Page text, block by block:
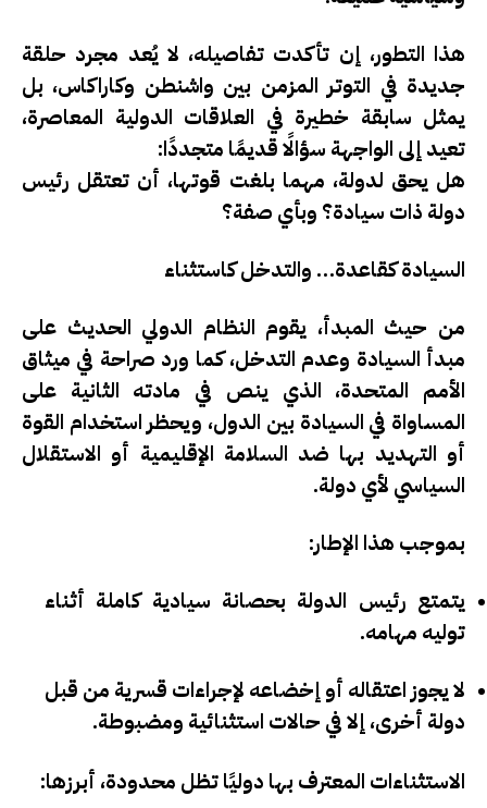
هذا التطور، إن تأكدت تفاصيله، لا يُعد مجرد حلقة
جديدة في التوتر المزمن بين واشنطن وكاراكاس، بل
يمثل سابقة خطيرة في العلاقات الدولية المعاصرة،
تعيد إلى الواجهة سؤالًا قديمًا متجددًا:
هل يحق لدولة، مهما بلغت قوتها، أن تعتقل رئيس
دولة ذات سيادة؟ وبأي صفة؟
السيادة كقاعدة… والتدخل كاستثناء
من حيث المبدأ، يقوم النظام الدولي الحديث على
مبدأ السيادة وعدم التدخل، كما ورد صراحة في ميثاق
الأمم المتحدة، الذي ينص في مادته الثانية على
المساواة في السيادة بين الدول، ويحظر استخدام القوة
أو التهديد بها ضد السلامة الإقليمية أو الاستقلال
السياسي لأي دولة.
بموجب هذا الإطار:
يتمتع رئيس الدولة بحصانة سيادية كاملة أثناء
توليه مهامه.
لا يجوز اعتقاله أو إخضاعه لإجراءات قسرية من قبل
دولة أخرى، إلا في حالات استثنائية ومضبوطة.
الاستثناءات المعترف بها دوليًا تظل محدودة، أبرزها: